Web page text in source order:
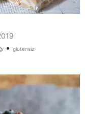
• glutensiz